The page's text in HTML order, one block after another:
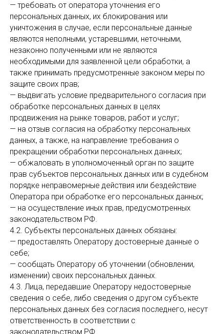
— требовать от оператора уточнения его
персональных данных, их блокирования или
уничтожения в случае, если персональные данные
являются неполными, устаревшими, неточными,
незаконно полученными или не являются
необходимыми для заявленной цели обработки, а
также принимать предусмотренные законом меры по
защите своих прав;
— выдвигать условие предварительного согласия при
обработке персональных данных в целях
продвижения на рынке товаров, работ и услуг;
— на отзыв согласия на обработку персональных
данных, а также, на направление требования о
прекращении обработки персональных данных;
— обжаловать в уполномоченный орган по защите
прав субъектов персональных данных или в судебном
порядке неправомерные действия или бездействие
Оператора при обработке его персональных данных;
— на осуществление иных прав, предусмотренных
законодательством РФ.
4.2. Субъекты персональных данных обязаны:
— предоставлять Оператору достоверные данные о
себе;
— сообщать Оператору об уточнении (обновлении,
изменении) своих персональных данных.
4.3. Лица, передавшие Оператору недостоверные
сведения о себе, либо сведения о другом субъекте
персональных данных без согласия последнего, несут
ответственность в соответствии с
законодательством РФ.